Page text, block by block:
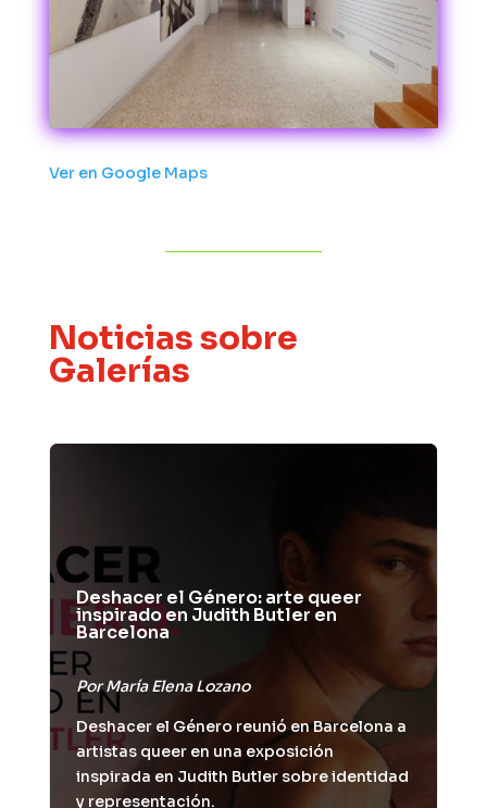
Ver en Google Maps
Noticias sobre
Galerías
Deshacer el Género: arte queer
inspirado en Judith Butler en
Barcelona
PorMaría Elena Lozano
Deshacer el Género reunió en Barcelona a
artistas queer en una exposición
inspirada en Judith Butler sobre identidad
y representación.